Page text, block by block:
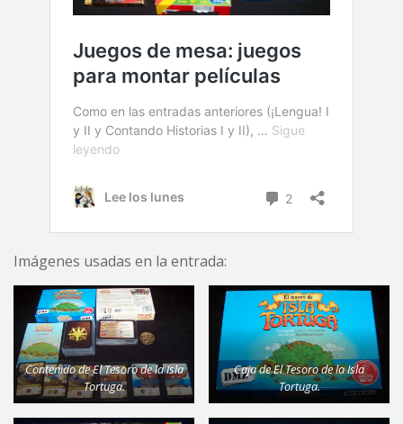
Imágenes usadas en la entrada:
Contenido de El Tesoro de la Isla
Tortuga.
Caja de El Tesoro de la Isla
Tortuga.